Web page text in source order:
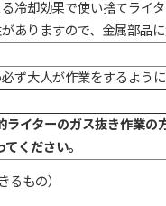
冷却効果で使い捨てライ
ありますので、金属部品
ず大人が作業をするよう
イターのガス抜き作業の
ください。
るもの）